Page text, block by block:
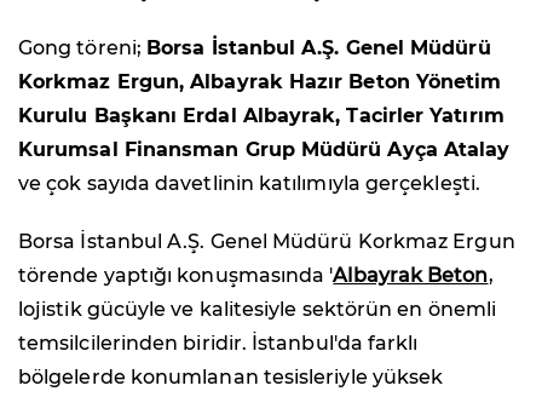
Gong töreni; Borsa İstanbul A.Ş. Genel Müdürü
Korkmaz Ergun, Albayrak Hazır Beton Yönetim
Kurulu Başkanı Erdal Albayrak, Tacirler Yatırım
Kurumsal Finansman Grup Müdürü Ayça Atalay
ve çok sayıda davetlinin katılımıyla gerçekleşti.
Borsa İstanbul A.Ş. Genel Müdürü Korkmaz Ergun
törende yaptığı konuşmasında 'Albayrak Beton,
lojistik gücüyle ve kalitesiyle sektörün en önemli
temsilcilerinden biridir. İstanbul'da farklı
bölgelerde konumlanan tesisleriyle yüksek